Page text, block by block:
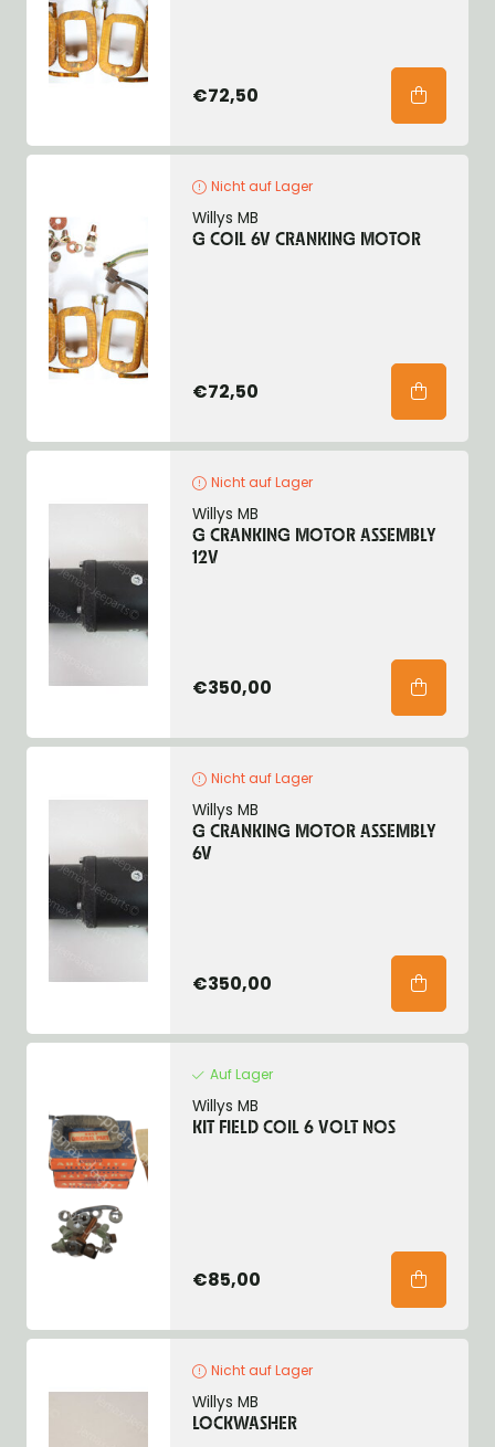
€72,50
Nicht auf Lager
Willys MB
G COIL 6V CRANKING MOTOR
€72,50
Nicht auf Lager
Willys MB
G CRANKING MOTOR ASSEMBLY
12V
€350,00
Nicht auf Lager
Willys MB
G CRANKING MOTOR ASSEMBLY
6V
€350,00
Auf Lager
Willys MB
KIT FIELD COIL 6 VOLT NOS
€85,00
Nicht auf Lager
Willys MB
LOCKWASHER